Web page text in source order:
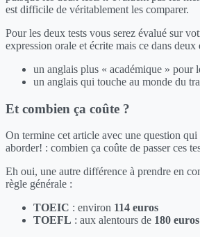
est difficile de véritablement les comparer.
Pour les deux tests vous serez évalué sur
expression orale et écrite mais ce dans
un anglais plus « académique » pour
un anglais qui touche au monde du
Et combien ça coûte ?
On termine cet article avec une question
aborder! : combien ça coûte de passer ces
Eh oui, une autre différence à prendre en
règle générale :
TOEIC : environ 114 euros
TOEFL : aux alentours de 180 euros